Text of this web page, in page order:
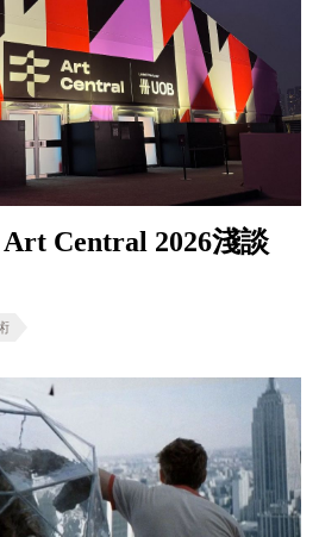
Central 2026淺談